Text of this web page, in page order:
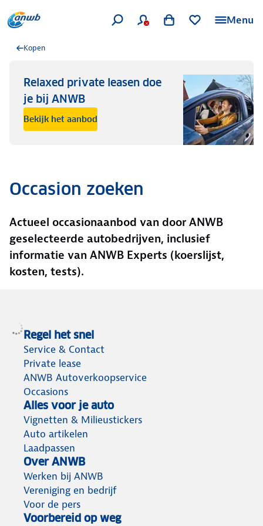
Menu
Kopen
Relaxed private leasen doe
je bij ANWB
Bekijk het aanbod
Occasion zoeken
Actueel occasionaanbod van door ANWB
geselecteerde autobedrijven, inclusief
informatie van ANWB Experts (koerslijst,
kosten, tests).
Regel het snel
Service & Contact
Private lease
ANWB Autoverkoopservice
Occasions
Alles voor je auto
Vignetten & Milieustickers
Auto artikelen
Laadpassen
Over ANWB
Werken bij ANWB
Vereniging en bedrijf
Voor de pers
Voorbereid op weg